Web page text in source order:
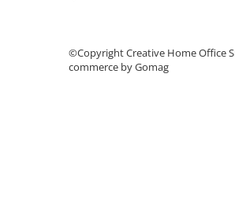
Servoregulatoare
©Copyright Creative Home Office
commerce by Gomag